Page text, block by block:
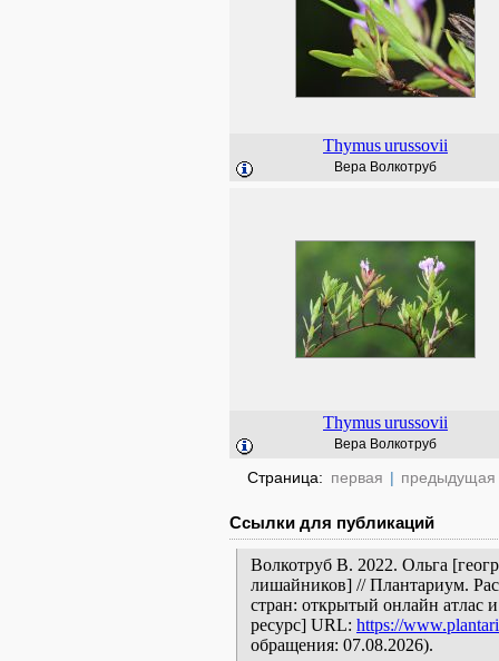
Thymusurussovii
Вера Волкотруб
Thymusurussovii
Вера Волкотруб
Страница: первая | предыдущая
Ссылки для публикаций
Волкотруб В. 2022. Ольга
лишайников] // Плантариум.
стран: открытый онлайн атлас
ресурс] URL: https://
обращения: 07.08.2026).